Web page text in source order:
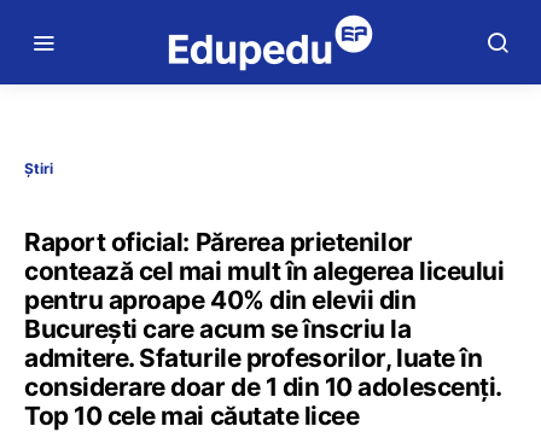
Știri
Raport oficial: Părerea prietenilor
contează cel mai mult în alegerea liceului
pentru aproape 40% din elevii din
București care acum se înscriu la
admitere. Sfaturile profesorilor, luate în
considerare doar de 1 din 10 adolescenți.
Top 10 cele mai căutate licee